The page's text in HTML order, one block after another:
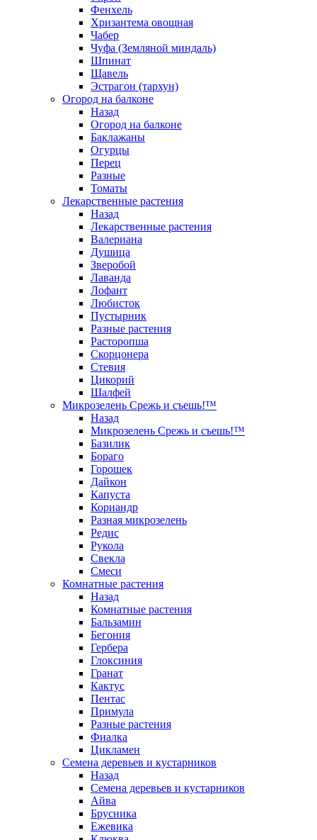
Фенхель
Хризантема овощная
Чабер
Чуфа (Земляной миндаль)
Шпинат
Щавель
Эстрагон (тархун)
Огород на балконе
Назад
Огород на балконе
Баклажаны
Огурцы
Перец
Разные
Томаты
Лекарственные растения
Назад
Лекарственные растения
Валериана
Душица
Зверобой
Лаванда
Лофант
Любисток
Пустырник
Разные растения
Расторопша
Скорцонера
Стевия
Цикорий
Шалфей
Микрозелень Срежь и съешь!™
Назад
Микрозелень Срежь и съешь!™
Базилик
Бораго
Горошек
Дайкон
Капуста
Кориандр
Разная микрозелень
Редис
Рукола
Свекла
Смеси
Комнатные растения
Назад
Комнатные растения
Бальзамин
Бегония
Гербера
Глоксиния
Гранат
Кактус
Пентас
Примула
Разные растения
Фиалка
Цикламен
Семена деревьев и кустарников
Назад
Семена деревьев и кустарников
Айва
Брусника
Ежевика